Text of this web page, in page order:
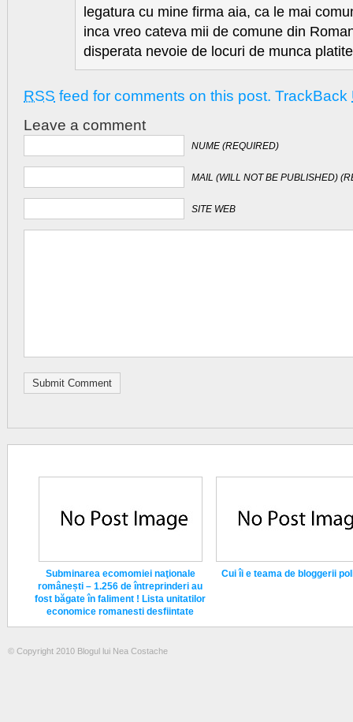
legatura cu mine firma aia, ca le mai
inca vreo cateva mii de comune din
disperata nevoie de locuri de munca
RSS feed for comments on this post. TrackBack
Leave a comment
NUME (REQUIRED)
MAIL (WILL NOT BE PUBLISHED)
SITE WEB
Subminarea ecomomiei naţionale
românești – 1.256 de întreprinderi au
fost băgate în faliment ! Lista unitatilor
economice romanesti desfiintate
Cui îi e teama de bloggerii
© Copyright 2010 Blogul lui Nea Costache